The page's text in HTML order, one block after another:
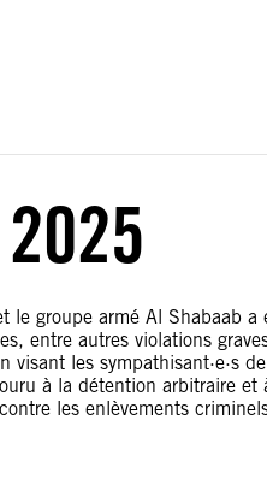
le groupe armé Al Shabaab
entre autres violations
les sympathisant·e·s
à la détention arbitraire
les enlèvements